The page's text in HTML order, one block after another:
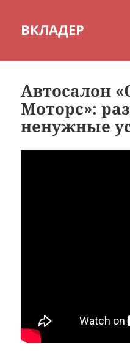
ВКЛАДЕР
Автосалон
Моторс»:
ненужные